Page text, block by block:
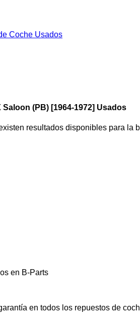
Coche Usados
Saloon (PB) [1964-1972] Usados
resultados disponibles para la
en B-Parts
en todos los repuestos de